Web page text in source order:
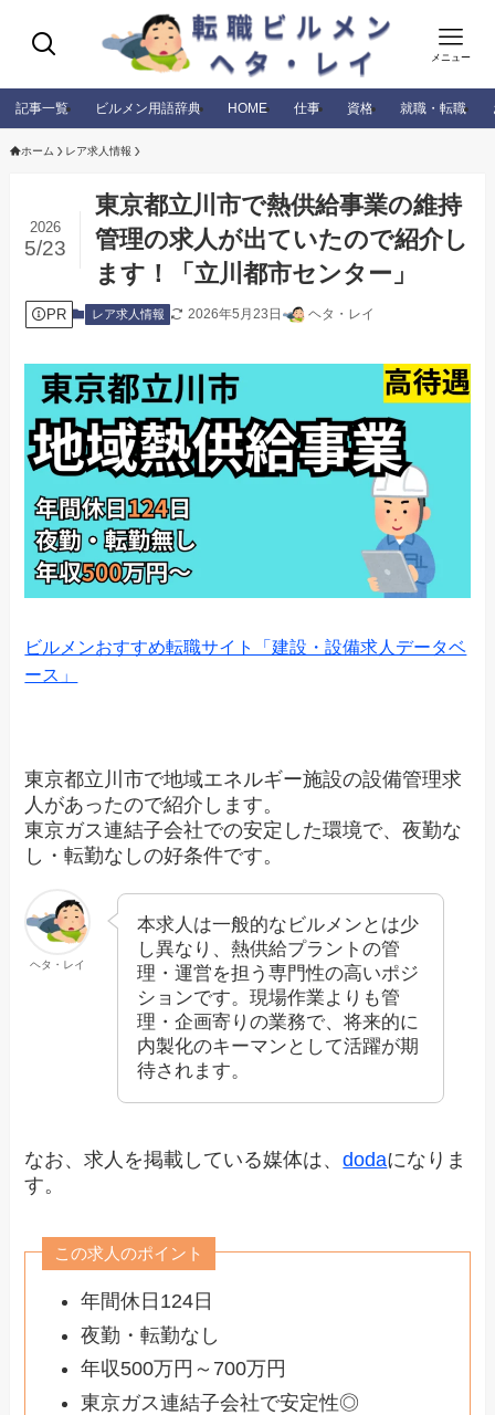
メニュー
記事一覧 ビルメン用語辞典 HOME 仕事 資格 就職・転職
ホーム レア求人情報
東京都立川市で熱供給事業の維持
管理の求人が出ていたので紹介し
ます！「立川都市センター」
2026
5/23
PR レア求人情報 2026年5月23日 ヘタ・レイ
ビルメンおすすめ転職サイト「建設・設備求人データベ
ース」
東京都立川市で地域エネルギー施設の設備管理求
人があったので紹介します。
東京ガス連結子会社での安定した環境で、夜勤な
し・転勤なしの好条件です。
ヘタ・レイ
本求人は一般的なビルメンとは少
し異なり、熱供給プラントの管
理・運営を担う専門性の高いポジ
ションです。現場作業よりも管
理・企画寄りの業務で、将来的に
内製化のキーマンとして活躍が期
待されます。
なお、求人を掲載している媒体は、dodaになりま
す。
この求人のポイント
年間休日124日
夜勤・転勤なし
年収500万円～700万円
東京ガス連結子会社で安定性◎